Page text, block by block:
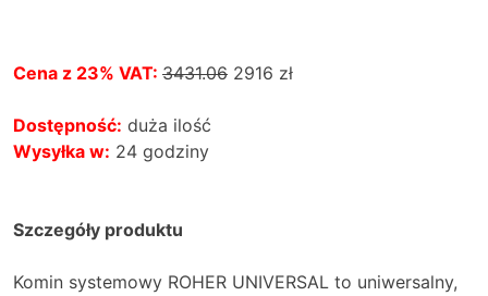
Cena z 23% VAT: 3431.06 2916 zł
Dostępność: duża ilość
Wysyłka w: 24 godziny
Szczegóły produktu
Komin systemowy ROHER UNIVERSAL to uniwersalny,